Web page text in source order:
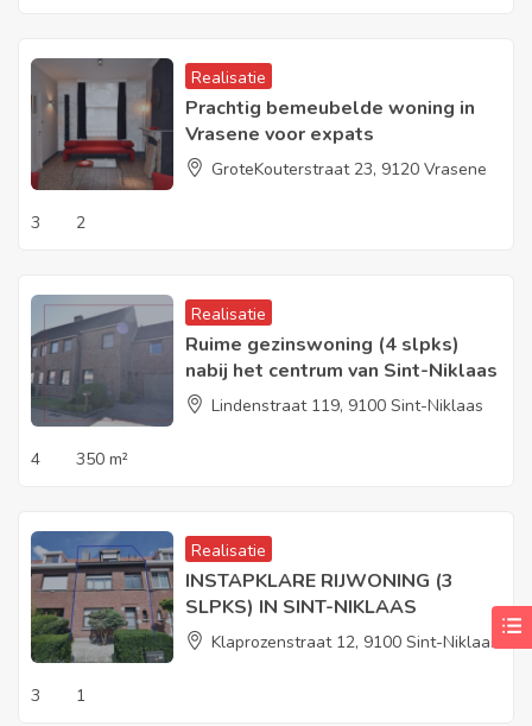
Realisatie
Prachtig bemeubelde woning in
Vrasene voor expats
GroteKouterstraat 23, 9120 Vrasene
3 2
Realisatie
Ruime gezinswoning (4 slpks)
nabij het centrum van Sint-Niklaas
Lindenstraat 119, 9100 Sint-Niklaas
4 350 m²
Realisatie
INSTAPKLARE RIJWONING (3
SLPKS) IN SINT-NIKLAAS
Klaprozenstraat 12, 9100 Sint-Niklaas
3 1